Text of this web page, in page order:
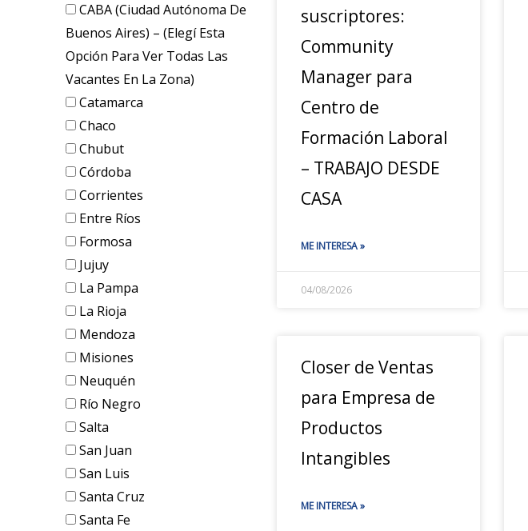
CABA (Ciudad Autónoma De
Buenos Aires) – (elegí Esta
Opción Para Ver Todas Las
Vacantes En La Zona)
Catamarca
Chaco
Chubut
Córdoba
Corrientes
Entre Ríos
Formosa
Jujuy
La Pampa
La Rioja
Mendoza
Misiones
Neuquén
Río Negro
Salta
San Juan
San Luis
Santa Cruz
Santa Fe
suscriptores:
Community
Manager para
Centro de
Formación Laboral
– TRABAJO DESDE
CASA
ME INTERESA »
04/08/2026
Closer de Ventas
para Empresa de
Productos
Intangibles
ME INTERESA »